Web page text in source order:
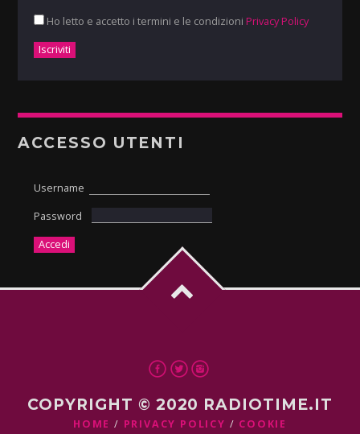
Ho letto e accetto i termini e le condizioni Privacy Policy
ACCESSO UTENTI
Username
Password
COPYRIGHT © 2020 RADIOTIME.IT
HOME PRIVACY POLICY COOKIE